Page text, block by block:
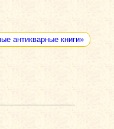
антикварные книги»